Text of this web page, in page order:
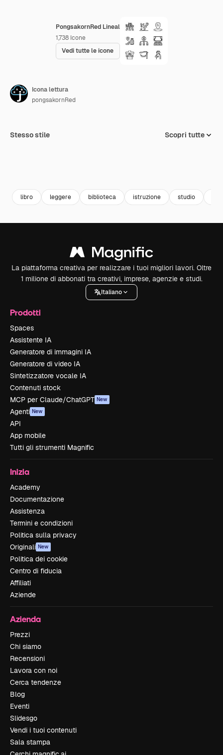
PongsakornRed Lineal
1,738 Icone
Vedi tutte le icone
Icona lettura
pongsakornRed
Stesso stile Scopri tutte
libro leggere biblioteca istruzione studio
La piattaforma creativa per realizzare i tuoi migliori lavori. Oltre
1 milione di abbonati tra creativi, imprese, agenzie e studi.
Italiano
Prodotti
Spaces
Assistente IA
Generatore di immagini IA
Generatore di video IA
Sintetizzatore vocale IA
Contenuti stock
MCP per Claude/ChatGPT New
Agenti New
API
App mobile
Tutti gli strumenti Magnific
Inizia
Academy
Documentazione
Assistenza
Termini e condizioni
Politica sulla privacy
Originali New
Politica dei cookie
Centro di fiducia
Affiliati
Aziende
Azienda
Prezzi
Chi siamo
Recensioni
Lavora con noi
Cerca tendenze
Blog
Eventi
Slidesgo
Vendi i tuoi contenuti
Sala stampa